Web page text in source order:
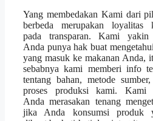
Yang membedakan Kami dari
berbeda merupakan loyalitas
pada transparan. Kami
Anda punya hak buat
yang masuk ke makanan Anda,
sebabnya kami memberi info
tentang bahan, metode
proses produksi kami. Kami
Anda merasakan tenang
jika Anda konsumsi produk